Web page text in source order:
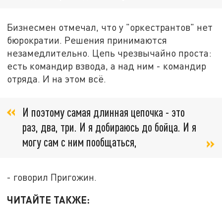
Бизнесмен отмечал, что у "оркестрантов" нет
бюрократии. Решения принимаются
незамедлительно. Цепь чрезвычайно проста:
есть командир взвода, а над ним - командир
отряда. И на этом всё.
И поэтому самая длинная цепочка - это
раз, два, три. И я добираюсь до бойца. И я
могу сам с ним пообщаться,
- говорил Пригожин.
ЧИТАЙТЕ ТАКЖЕ: